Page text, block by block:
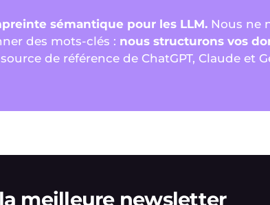
sémantique pour les LLM.Nous ne
des mots-clés : nous structurons vos
de référence de ChatGPT, Claude et
meilleure newsletter